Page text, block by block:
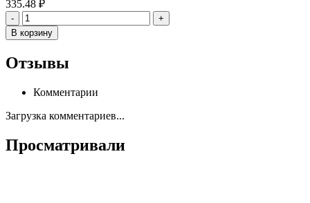
335.48 ₽
-
+
В корзину
Отзывы
Комментарии
Загрузка комментариев...
Просматривали